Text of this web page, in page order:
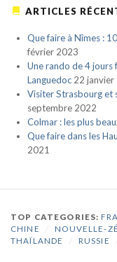
ARTICLES
Que faire à Nîmes :
février 2023
Une rando de 4 jours
Languedoc 22 janvier
Visiter Strasbourg et
septembre 2022
Colmar : les plus
Que faire dans les
2021
TOP CATEGORIES:
CHINE
NOUVELLE-
THAÏLANDE
RUSSIE